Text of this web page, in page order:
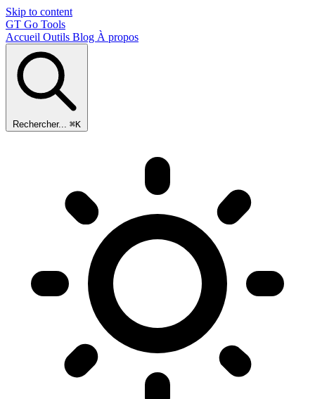
Skip to content
GT Go Tools
Accueil Outils Blog À propos
Rechercher... ⌘K